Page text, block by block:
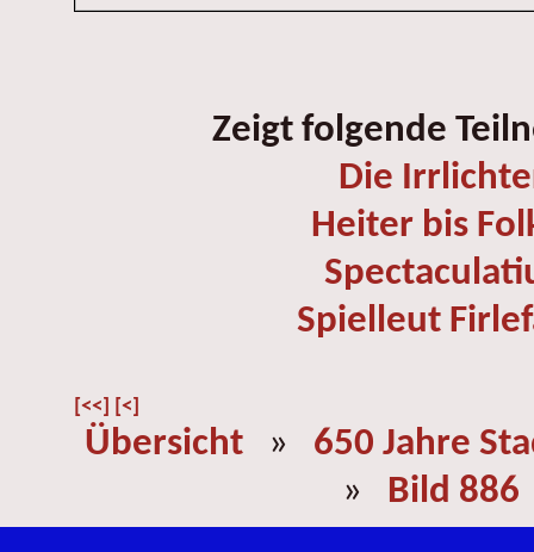
Zeigt folgende
Die
Heiter bis
Spielleut
[<<] [<]
Übersicht » 650 Jahre
» Bild 886